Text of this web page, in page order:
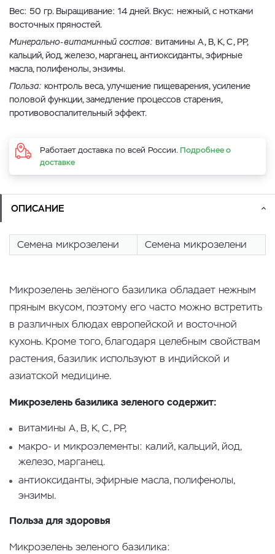
Вес: 50 гр. Выращивание: 14 дней. Вкус: нежный, с нотками
восточных пряностей.
Минерально-витаминный состав: витамины А, В, К, С, РР,
кальций, йод, железо, марганец, антиоксиданты, эфирные
масла, полифенолы, энзимы.
Польза: контроль веса, улучшение пищеварения, усиление
половой функции, замедление процессов старения,
противовоспалительный эффект.
Работает доставка по всей России. Подробнее о
доставке
ОПИСАНИЕ
Семена микрозелени Семена микрозелени
Микрозелень зелёного базилика обладает нежным
пряным вкусом, поэтому его часто можно встретить
в различных блюдах европейской и восточной
кухонь. Кроме того, благодаря целебным свойствам
растения, базилик используют в индийской и
азиатской медицине.
Микрозелень базилика зеленого содержит:
витамины А, В, К, С, РР,
макро- и микроэлементы: калий, кальций, йод,
железо, марганец.
антиоксиданты, эфирные масла, полифенолы,
энзимы.
Польза для здоровья
Микрозелень зеленого базилика: